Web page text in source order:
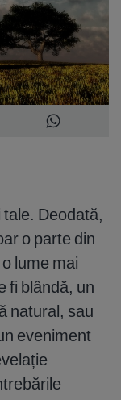
Deodată,
o parte din
lume mai
fi blândă, un
natural, sau
eveniment